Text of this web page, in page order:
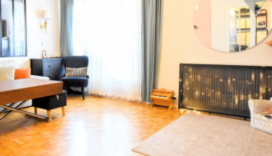
voir le
bien